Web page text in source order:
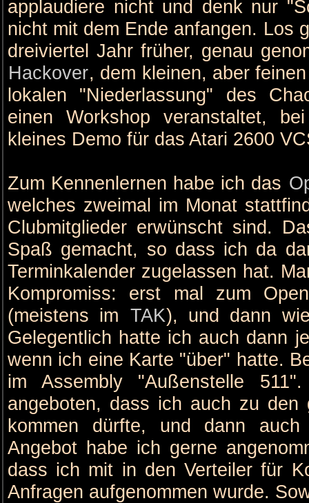
applaudiere nicht und denk nur
nicht mit dem Ende anfangen. Los
dreiviertel Jahr früher, genau
Hackover, dem kleinen, aber
lokalen "Niederlassung" des
einen Workshop veranstaltet,
kleines Demo für das Atari 2600
Zum Kennenlernen habe ich das
welches zweimal im Monat
Clubmitglieder erwünscht sind.
Spaß gemacht, so dass ich da
Terminkalender zugelassen hat.
Kompromiss: erst mal zum
(meistens im TAK), und dann
Gelegentlich hatte ich auch dann
wenn ich eine Karte "über" hatte.
im Assembly "Außenstelle
angeboten, dass ich auch zu den
kommen dürfte, und dann
Angebot habe ich gerne
dass ich mit in den Verteiler für
Anfragen aufgenommen wurde.